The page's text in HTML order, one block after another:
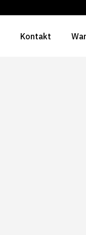
Kontakt